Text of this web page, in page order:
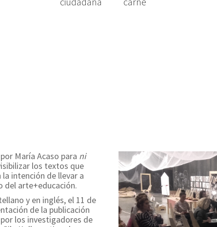
María Acaso para ni
los textos que
intención de llevar a
del arte+educación.
y en inglés, el 11 de
de la publicación
los investigadores de